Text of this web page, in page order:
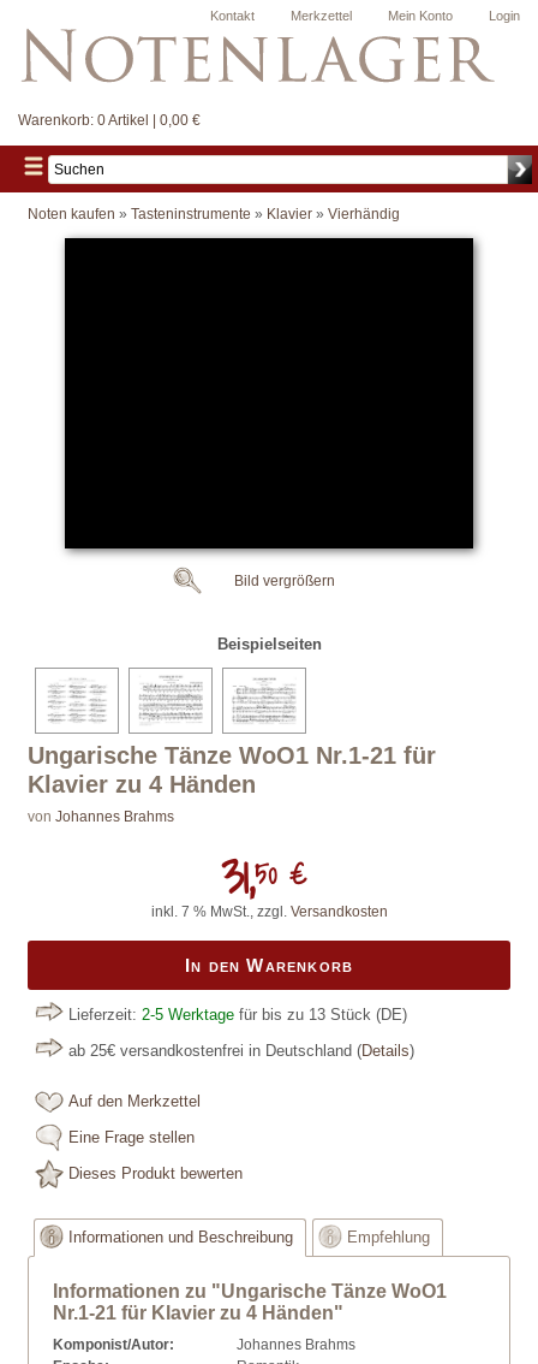
Login
Mein Konto
Merkzettel
Kontakt
Warenkorb: 0 Artikel | 0,00 €
Noten kaufen » Tasteninstrumente » Klavier » Vierhändig
Ungarische Tänze WoO1 Nr.1-21 für
Klavier zu 4 Händen
von Johannes Brahms
31,50 €
inkl. 7 % MwSt., zzgl. Versandkosten
In den Warenkorb
Lieferzeit: 2-5 Werktage für bis zu 13 Stück (DE)
ab 25€ versandkostenfrei in Deutschland (Details)
Auf den Merkzettel
Eine Frage stellen
Dieses Produkt bewerten
Bild vergrößern
Beispielseiten
Informationen und Beschreibung Empfehlung
Informationen zu "Ungarische Tänze WoO1
Nr.1-21 für Klavier zu 4 Händen"
Komponist/Autor:
Johannes Brahms